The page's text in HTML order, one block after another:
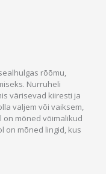
rõõmu,
Nurruheli
värisevad kiiresti ja
valjem või vaiksem,
on mõned võimalikud
on mõned lingid, kus